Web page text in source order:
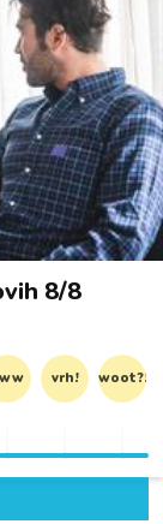
8/8
vrh! woot?!